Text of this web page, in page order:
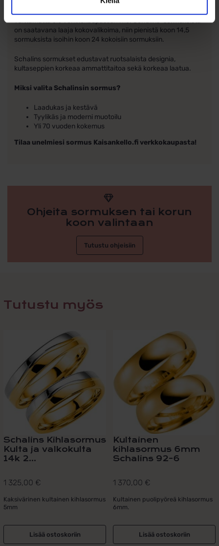
kihla- ja vihkisormuksen valintaan. Koko Schalins- mallisto
välttämättä ole verkkokaupassamme. Schalins-sormuksista
on saatavana laaja kokovalikoima, niin pienistä koon 14,5
sormuksista isoihin koon 24 kokoisiin sormuksiin.
Schalins sormukset edustavat ruotsalaista designia,
kultaseppien korkeaa ammattitaitoa sekä korkeaa laatua.
Miksi valita Schalinsin sormus?
Laadukas ja kestävä
Tyylikäs ja moderni muotoilu
Yli 70 vuoden kokemus
Tilaa unelmiesi sormus Kaisankello.fi verkkokaupasta!
Ohjeita sormuksen tai korun
koon valintaan
Tutustu ohjeisiin
Tutustu myös
Schalins Kihlasormus
Kulta ja valkokulta
14k 2...
1 325,00 €
Kaksivärinen kultainen kihlasormus
5mm
Lisää ostoskoriin
Kultainen
kihlasormus 6mm
Schalins 92-6
1 370,00 €
Kultainen puolipyöreä kihlasormus
6mm.
Lisää ostoskoriin